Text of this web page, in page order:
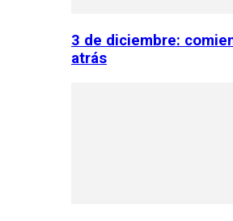
3 de diciembre:
atrás